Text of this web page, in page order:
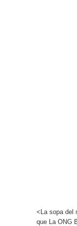
<La sopa del
que La ONG